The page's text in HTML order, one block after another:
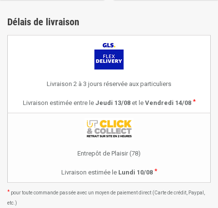
Délais de livraison
Livraison 2 à 3 jours réservée aux particuliers
Livraison estimée entre le Jeudi 13/08et le Vendredi 14/08 *
Entrepôt de Plaisir (78)
Livraison estimée le Lundi 10/08 *
* pour toute commande passée avec un moyen de paiement direct (Carte de crédit, Paypal,
etc.)